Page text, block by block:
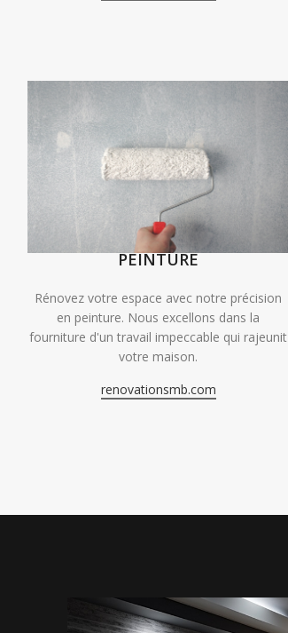
PEINTURE
Rénovez votre espace avec notre précision
en peinture. Nous excellons dans la
fourniture d'un travail impeccable qui rajeunit
votre maison.
renovationsmb.com